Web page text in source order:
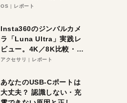
待大の便利機能5選。
る未来はすぐそこ！
OS レポート
Insta360のジンバルカメ
ラ「Luna Ultra」実践レ
ビュー。4K／8K比較・ズ
ーム・夜間撮影をチェッ
アクセサリ レポート
あなたのUSB-Cポートは
大丈夫？ 認識しない・充